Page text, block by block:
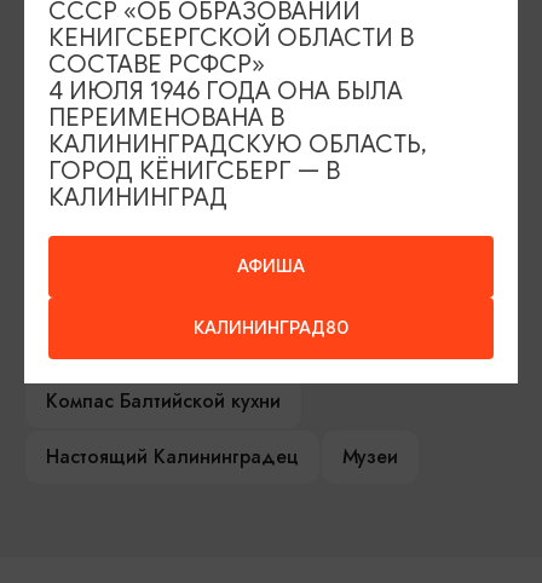
Серебряное ожерелье
Туры и экскурсии
Афиша мероприятий
Сувениры
Гостевая книга
Гиды и экскурсоводы
Достопримечательности
Компас Балтийской кухни
Настоящий Калининградец
Музеи
АФИША
КАЛИНИНГРАД80
СССР «ОБ ОБРАЗОВАНИИ
КЕНИГСБЕРГСКОЙ ОБЛАСТИ В
СОСТАВЕ РСФСР»
4 ИЮЛЯ 1946 ГОДА ОНА БЫЛА
ПЕРЕИМЕНОВАНА В
КАЛИНИНГРАДСКУЮ ОБЛАСТЬ,
ГОРОД КЁНИГСБЕРГ — В
КАЛИНИНГРАД